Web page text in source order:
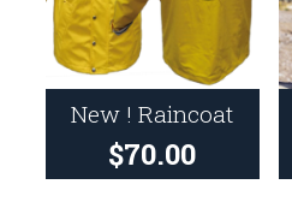
New ! Raincoat
$70.00